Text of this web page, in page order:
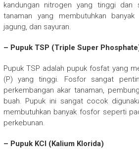
kandungan nitrogen yang tinggi dan
tanaman yang membutuhkan
jagung, dan sayuran.
– Pupuk TSP (Triple Super
Pupuk TSP adalah pupuk fosfat yang
(P) yang tinggi. Fosfor sangat
perkembangan akar tanaman,
buah. Pupuk ini sangat cocok
membutuhkan banyak fosfor seperti
perkebunan.
– Pupuk KCl (Kalium Klorida)